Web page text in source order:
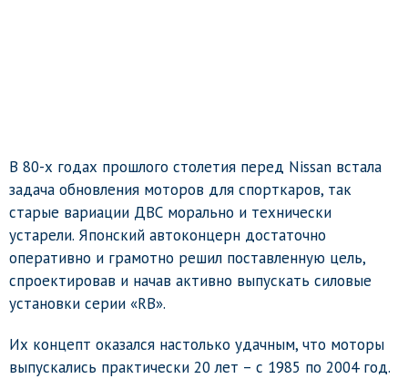
В 80-х годах прошлого столетия перед Nissan встала
задача обновления моторов для спорткаров, так
старые вариации ДВС морально и технически
устарели. Японский автоконцерн достаточно
оперативно и грамотно решил поставленную цель,
спроектировав и начав активно выпускать силовые
установки серии «RB».
Их концепт оказался настолько удачным, что моторы
выпускались практически 20 лет – с 1985 по 2004 год.